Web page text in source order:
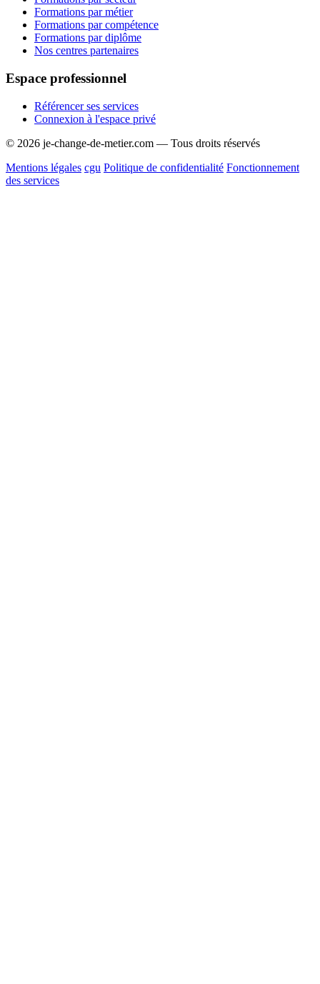
Formations par métier
Formations par compétence
Formations par diplôme
Nos centres partenaires
Espace professionnel
Référencer ses services
Connexion à l'espace privé
© 2026 je-change-de-metier.com — Tous droits réservés
Mentions légales cgu Politique de confidentialité Fonctionnement
des services